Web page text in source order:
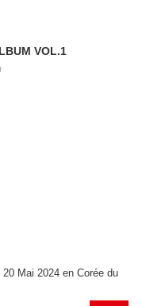
VOL.1
Mai 2024 en Corée du